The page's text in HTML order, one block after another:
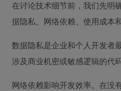
在讨论技术细节前，我们先明
据隐私、网络依赖、使用成本
数据隐私是企业和个人开发者
涉及商业机密或敏感逻辑的代
网络依赖影响开发效率。在没